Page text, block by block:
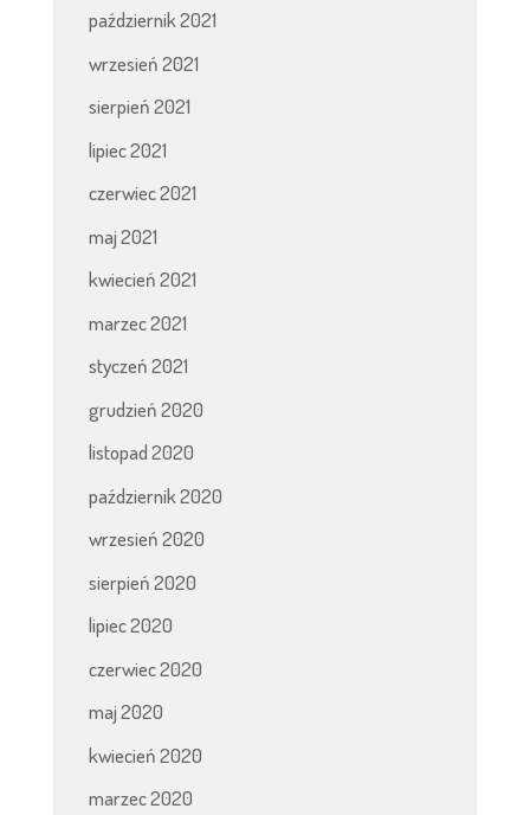
październik 2021
wrzesień 2021
sierpień 2021
lipiec 2021
czerwiec 2021
maj 2021
kwiecień 2021
marzec 2021
styczeń 2021
grudzień 2020
listopad 2020
październik 2020
wrzesień 2020
sierpień 2020
lipiec 2020
czerwiec 2020
maj 2020
kwiecień 2020
marzec 2020